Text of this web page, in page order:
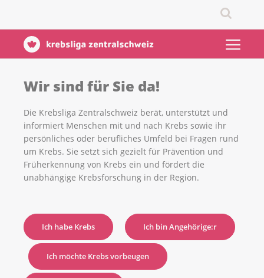
Wir sind für Sie da!
Die Krebsliga Zentralschweiz berät, unterstützt und
informiert Menschen mit und nach Krebs sowie ihr
persönliches oder berufliches Umfeld bei Fragen rund
um Krebs. Sie setzt sich gezielt für Prävention und
Früherkennung von Krebs ein und fördert die
unabhängige Krebsforschung in der Region.
Ich habe Krebs Ich bin Angehörige:r
Ich möchte Krebs vorbeugen